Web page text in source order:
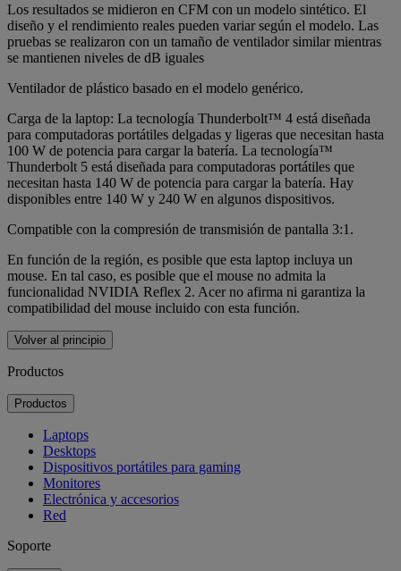
Los resultados se midieron en CFM con un modelo sintético. El
diseño y el rendimiento reales pueden variar según el modelo. Las
pruebas se realizaron con un tamaño de ventilador similar mientras
se mantienen niveles de dB iguales
Ventilador de plástico basado en el modelo genérico.
Carga de la laptop: La tecnología Thunderbolt™ 4 está diseñada
para computadoras portátiles delgadas y ligeras que necesitan hasta
100 W de potencia para cargar la batería. La tecnología™
Thunderbolt 5 está diseñada para computadoras portátiles que
necesitan hasta 140 W de potencia para cargar la batería. Hay
disponibles entre 140 W y 240 W en algunos dispositivos.
Compatible con la compresión de transmisión de pantalla 3:1.
En función de la región, es posible que esta laptop incluya un
mouse. En tal caso, es posible que el mouse no admita la
funcionalidad NVIDIA Reflex 2. Acer no afirma ni garantiza la
compatibilidad del mouse incluido con esta función.
Volver al principio
Productos
Productos
Laptops
Desktops
Dispositivos portátiles para gaming
Monitores
Electrónica y accesorios
Red
Soporte